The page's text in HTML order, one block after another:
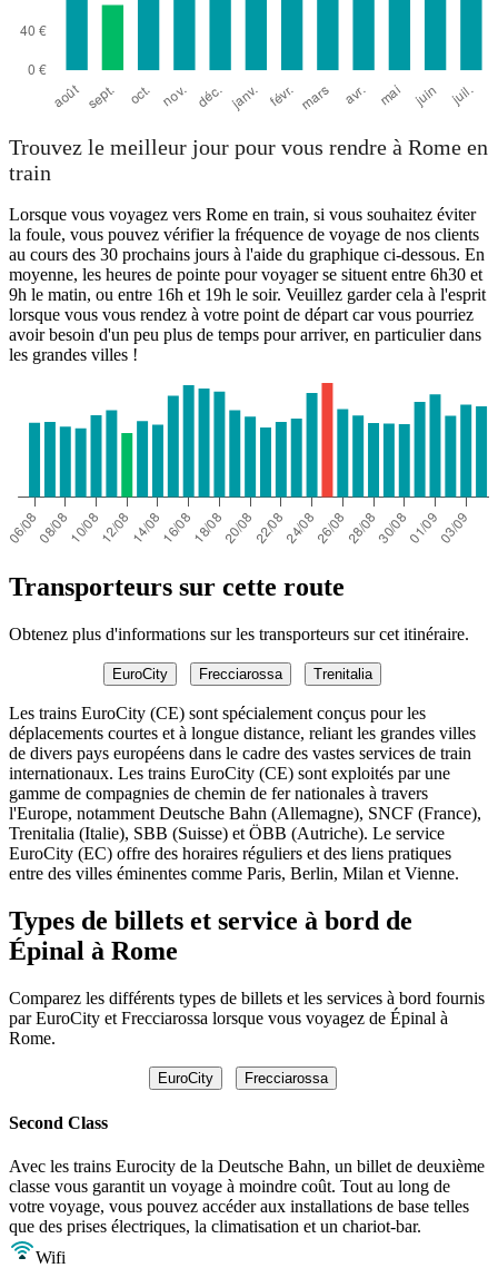
Trouvez le meilleur jour pour vous rendre à Rome en
train
Lorsque vous voyagez vers Rome en train, si vous souhaitez éviter
la foule, vous pouvez vérifier la fréquence de voyage de nos clients
au cours des 30 prochains jours à l'aide du graphique ci-dessous. En
moyenne, les heures de pointe pour voyager se situent entre 6h30 et
9h le matin, ou entre 16h et 19h le soir. Veuillez garder cela à l'esprit
lorsque vous vous rendez à votre point de départ car vous pourriez
avoir besoin d'un peu plus de temps pour arriver, en particulier dans
les grandes villes !
Transporteurs sur cette route
Obtenez plus d'informations sur les transporteurs sur cet itinéraire.
EuroCity Frecciarossa Trenitalia
Les trains EuroCity (CE) sont spécialement conçus pour les
déplacements courtes et à longue distance, reliant les grandes villes
de divers pays européens dans le cadre des vastes services de train
internationaux. Les trains EuroCity (CE) sont exploités par une
gamme de compagnies de chemin de fer nationales à travers
l'Europe, notamment Deutsche Bahn (Allemagne), SNCF (France),
Trenitalia (Italie), SBB (Suisse) et ÖBB (Autriche). Le service
EuroCity (EC) offre des horaires réguliers et des liens pratiques
entre des villes éminentes comme Paris, Berlin, Milan et Vienne.
Types de billets et service à bord de
Épinal à Rome
Comparez les différents types de billets et les services à bord fournis
par EuroCity et Frecciarossa lorsque vous voyagez de Épinal à
Rome.
EuroCity Frecciarossa
Second Class
Avec les trains Eurocity de la Deutsche Bahn, un billet de deuxième
classe vous garantit un voyage à moindre coût. Tout au long de
votre voyage, vous pouvez accéder aux installations de base telles
que des prises électriques, la climatisation et un chariot-bar.
Wifi